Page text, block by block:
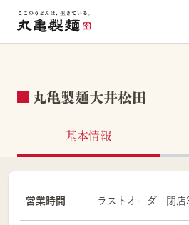
丸亀製麺大井松田
基本情報
営業時間 ラストオーダー閉店